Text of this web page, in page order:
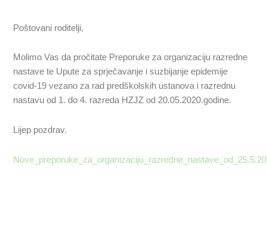
Poštovani roditelji,
Molimo Vas da pročitate Preporuke za organizaciju razredne
nastave te Upute za sprječavanje i suzbijanje epidemije
covid-19 vezano za rad predškolskih ustanova i razrednu
nastavu od 1. do 4. razreda HZJZ od 20.05.2020.godine.
Lijep pozdrav.